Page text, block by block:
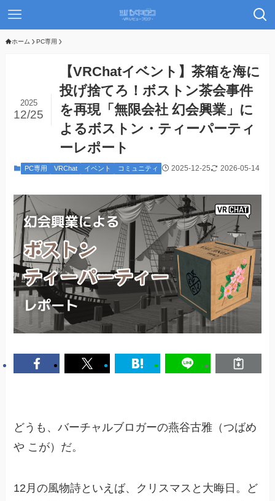
ホーム PC専用
【VRChatイベント】茶箱を海に
投げ捨てろ！ボストン茶会事件
を再現「無限会社 幻会興業」に
よるボストン・ティーパーティ
ーレポート
2025
12/25
PC専用 VRChat イベント コミュニティ 2025-12-25 2026-05-14
どうも、バーチャルブロガーの燕谷古雅（つばめ
や こが）だ。
12月の風物詩といえば、クリスマスと大晦日。ど